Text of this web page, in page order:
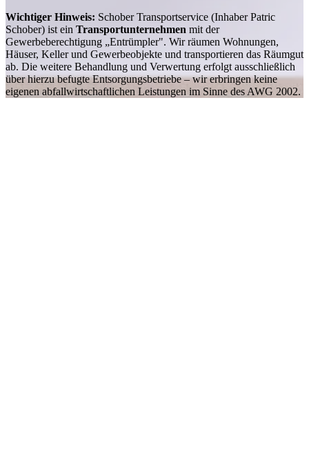
Wichtiger Hinweis: Schober Transportservice (Inhaber Patric
Schober) ist ein Transportunternehmen mit der
Gewerbeberechtigung „Entrümpler". Wir räumen Wohnungen,
Häuser, Keller und Gewerbeobjekte und transportieren das Räumgut
ab. Die weitere Behandlung und Verwertung erfolgt ausschließlich
über hierzu befugte Entsorgungsbetriebe – wir erbringen keine
eigenen abfallwirtschaftlichen Leistungen im Sinne des AWG 2002.